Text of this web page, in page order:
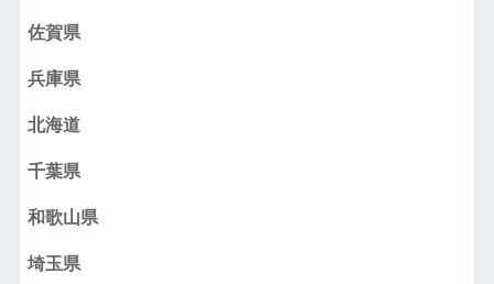
佐賀県
兵庫県
北海道
千葉県
和歌山県
埼玉県